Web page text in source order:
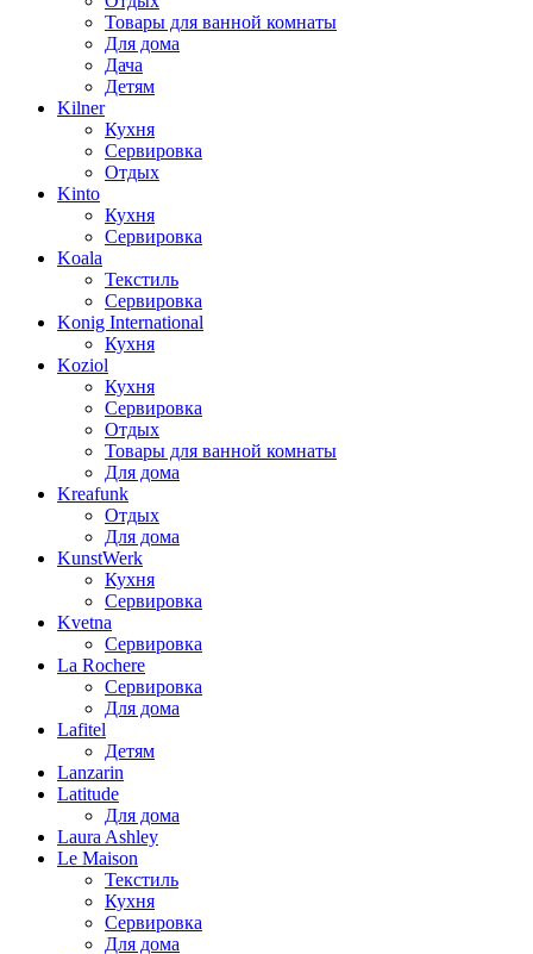
Товары для ванной комнаты
Для дома
Дача
Детям
Kilner
Кухня
Сервировка
Отдых
Kinto
Кухня
Сервировка
Koala
Текстиль
Сервировка
Konig International
Кухня
Koziol
Кухня
Сервировка
Отдых
Товары для ванной комнаты
Для дома
Kreafunk
Отдых
Для дома
KunstWerk
Кухня
Сервировка
Kvetna
Сервировка
La Rochere
Сервировка
Для дома
Lafitel
Детям
Lanzarin
Latitude
Для дома
Laura Ashley
Le Maison
Текстиль
Кухня
Сервировка
Для дома